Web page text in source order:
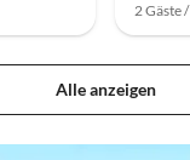
2 Gäste
Alle anzeigen